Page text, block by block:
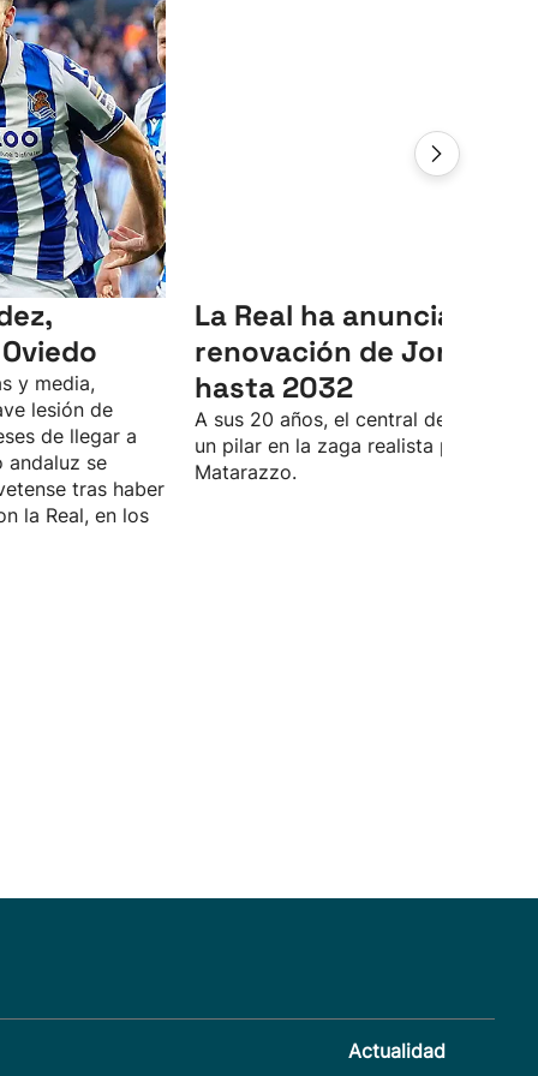
y media,
lesión de
de llegar a
andaluz se
tras haber
la Real, en los
La Real ha anunciado la
renovación de Jon
hasta 2032
A sus 20 años, el central de Lasarte
un pilar en la zaga realista para Rino
Matarazzo.
Actualidad